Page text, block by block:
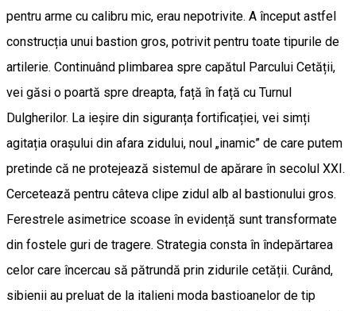
pentru arme cu calibru mic, erau nepotrivite. A început astfel
construcția unui bastion gros, potrivit pentru toate tipurile de
artilerie. Continuând plimbarea spre capătul Parcului Cetății,
vei găsi o poartă spre dreapta, față în față cu Turnul
Dulgherilor. La ieșire din siguranța fortificației, vei simți
agitația orașului din afara zidului, noul „inamic” de care putem
pretinde că ne protejează sistemul de apărare în secolul XXI.
Cercetează pentru câteva clipe zidul alb al bastionului gros.
Ferestrele asimetrice scoase în evidență sunt transformate
din fostele guri de tragere. Strategia consta în îndepărtarea
celor care încercau să pătrundă prin zidurile cetății. Curând,
sibienii au preluat de la italieni moda bastioanelor de tip